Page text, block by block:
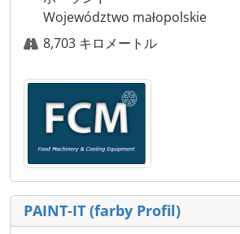
Województwo małopolskie
8,703 キロメートル
PAINT-IT (farby Profil)